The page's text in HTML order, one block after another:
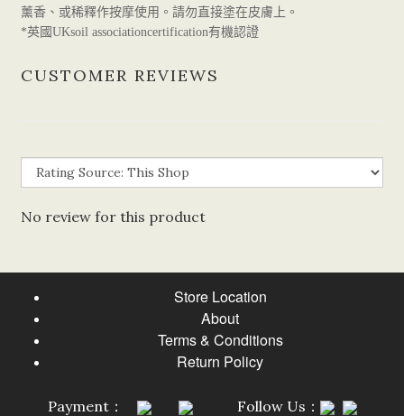
薰香、或稀釋作按摩使用。請勿直接塗在皮膚上。
*英國UKsoil associationcertification有機認證
CUSTOMER REVIEWS
No review for this product
Store Location
About
Terms & Conditions
Return Policy
Payment： Follow Us：